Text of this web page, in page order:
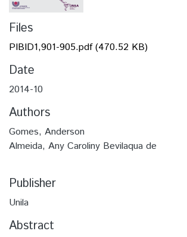
Files
PIBID1,901-905.pdf(470.52 KB)
Date
2014-10
Authors
Gomes, Anderson
Almeida, Any Caroliny Bevilaqua de
Publisher
Unila
Abstract